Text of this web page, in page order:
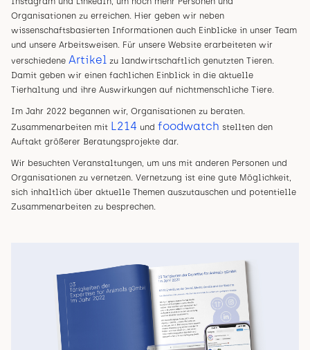
Organisationen zu erreichen. Hier geben wir neben
wissenschaftsbasierten Informationen auch Einblicke in unser Team
und unsere Arbeitsweisen. Für unsere Website erarbeiteten wir
verschiedene Artikel zu landwirtschaftlich genutzten Tieren.
Damit geben wir einen fachlichen Einblick in die aktuelle
Tierhaltung und ihre Auswirkungen auf nichtmenschliche Tiere.
Im Jahr 2022 begannen wir, Organisationen zu beraten.
Zusammenarbeiten mit L214 und foodwatch stellten den
Auftakt größerer Beratungsprojekte dar.
Wir besuchten Veranstaltungen, um uns mit anderen Personen und
Organisationen zu vernetzen. Vernetzung ist eine gute Möglichkeit,
sich inhaltlich über aktuelle Themen auszutauschen und potentielle
Zusammenarbeiten zu besprechen.